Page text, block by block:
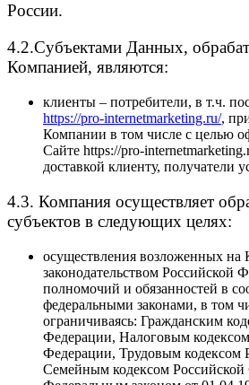
России.
4.2.Субъектами Данных,
Компанией, являются:
клиенты – потребители, в т.ч.
https://pro-internetmarketing.ru/,
Компании в том числе с целью
Сайте https://pro-
доставкой клиенту, получатели
4.3. Компания осуществляет
субъектов в следующих целях:
осуществления возложенных
законодательством Российской
полномочий и обязанностей в
федеральными законами, в том
ограничиваясь: Гражданским
Федерации, Налоговым
Федерации, Трудовым кодексом
Семейным кодексом Российской